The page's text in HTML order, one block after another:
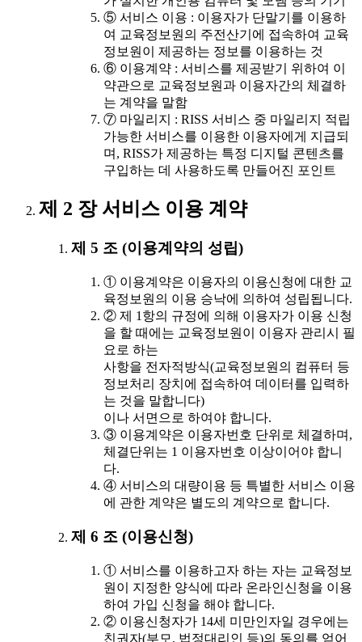
⑤ 서비스 이용 : 이용자가 단말기를 이용하
여 교육정보원의 주전산기에 접속하여 교육
정보원이 제공하는 정보를 이용하는 것
⑥ 이용계약 : 서비스를 제공받기 위하여 이
약관으로 교육정보원과 이용자간의 체결하
는 계약을 말함
⑦ 마일리지 : RISS 서비스 중 마일리지 적립
가능한 서비스를 이용한 이용자에게 지급되
며, RISS가 제공하는 특정 디지털 콘텐츠를
구입하는 데 사용하도록 만들어진 포인트
제 2 장 서비스 이용 계약
제 5 조 (이용계약의 성립)
① 이용계약은 이용자의 이용신청에 대한 교
육정보원의 이용 승낙에 의하여 성립됩니다.
② 제 1항의 규정에 의해 이용자가 이용 신청
을 할 때에는 교육정보원이 이용자 관리시 필
요로 하는
사항을 전자적방식(교육정보원의 컴퓨터 등
정보처리 장치에 접속하여 데이터를 입력하
는 것을 말합니다)
이나 서면으로 하여야 합니다.
③ 이용계약은 이용자번호 단위로 체결하며,
체결단위는 1 이용자번호 이상이어야 합니
다.
④ 서비스의 대량이용 등 특별한 서비스 이용
에 관한 계약은 별도의 계약으로 합니다.
제 6 조 (이용신청)
① 서비스를 이용하고자 하는 자는 교육정보
원이 지정한 양식에 따라 온라인신청을 이용
하여 가입 신청을 해야 합니다.
② 이용신청자가 14세 미만인자일 경우에는
친권자(부모, 법정대리인 등)의 동의를 얻어